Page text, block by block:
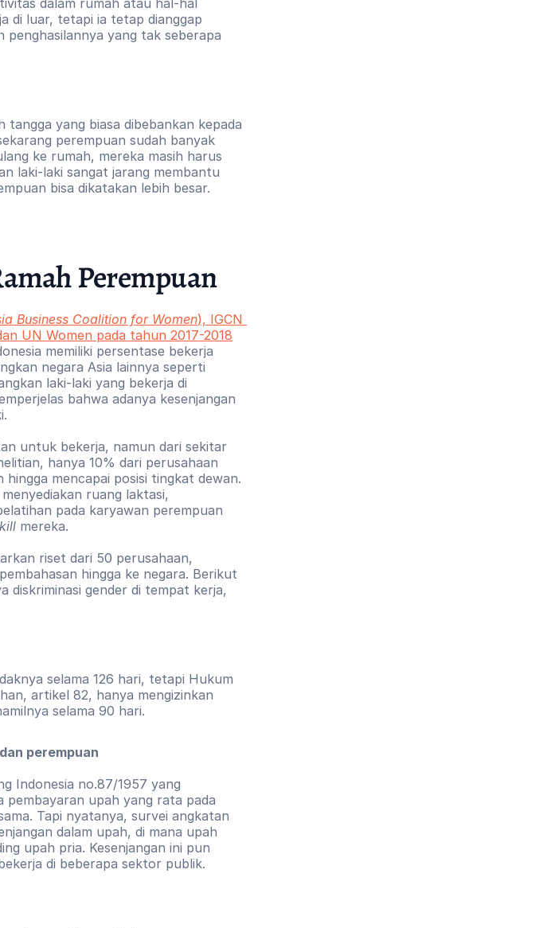
dalam rumah atau hal-hal
di luar, tetapi ia tetap dianggap
penghasilannya yang tak seberapa
tangga yang biasa dibebankan kepada
perempuan sudah banyak
ke rumah, mereka masih harus
laki-laki sangat jarang membantu
bisa dikatakan lebih besar.
Perempuan
Business Coalition for Women), IGCN
UN Women pada tahun 2017-2018
memiliki persentase bekerja
negara Asia lainnya seperti
laki-laki yang bekerja di
bahwa adanya kesenjangan
untuk bekerja, namun dari sekitar
hanya 10% dari perusahaan
mencapai posisi tingkat dewan.
ruang laktasi,
pada karyawan perempuan
mereka.
riset dari 50 perusahaan,
hingga ke negara. Berikut
diskriminasi gender di tempat kerja,
selama 126 hari, tetapi Hukum
artikel 82, hanya mengizinkan
selama 90 hari.
perempuan
Indonesia no.87/1957 yang
pembayaran upah yang rata pada
Tapi nyatanya, survei angkatan
dalam upah, di mana upah
upah pria. Kesenjangan ini pun
di beberapa sektor publik.